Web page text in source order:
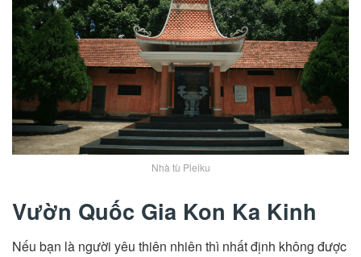
Nhà tù Pleiku
Vườn Quốc Gia Kon Ka Kinh
Nếu bạn là người yêu thiên nhiên thì nhất định không được